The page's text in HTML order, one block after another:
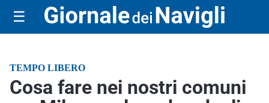
☰
TEMPO LIBERO
Cosa fare nei nostri comuni